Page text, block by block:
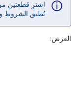
اشترِ قطعتين
تُطبق الشروط
العرض: